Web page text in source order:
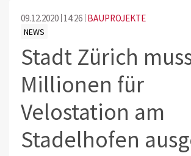
09.12.2020 14:26 BAUPROJEKTE
NEWS
Stadt Zürich
Millionen für
Velostation am
Stadelhofen